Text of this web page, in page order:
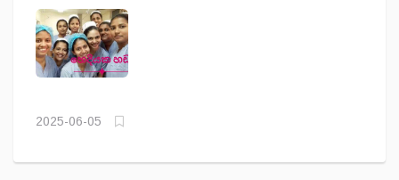
2025-06-05